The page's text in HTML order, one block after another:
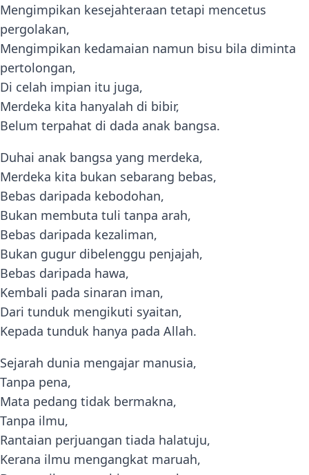
Mengimpikan kesejahteraan tetapi mencetus
pergolakan,
Mengimpikan kedamaian namun bisu bila diminta
pertolongan,
Di celah impian itu juga,
Merdeka kita hanyalah di bibir,
Belum terpahat di dada anak bangsa.
Duhai anak bangsa yang merdeka,
Merdeka kita bukan sebarang bebas,
Bebas daripada kebodohan,
Bukan membuta tuli tanpa arah,
Bebas daripada kezaliman,
Bukan gugur dibelenggu penjajah,
Bebas daripada hawa,
Kembali pada sinaran iman,
Dari tunduk mengikuti syaitan,
Kepada tunduk hanya pada Allah.
Sejarah dunia mengajar manusia,
Tanpa pena,
Mata pedang tidak bermakna,
Tanpa ilmu,
Rantaian perjuangan tiada halatuju,
Kerana ilmu mengangkat maruah,